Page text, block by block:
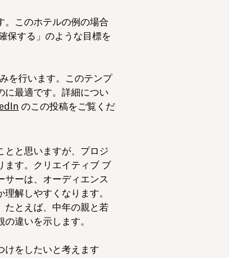
。このホテルの例の場合
保する」のような目標を
を行います。このテンプ
に最適です。詳細につい
のこの投稿をご覧くだ
とと思いますが、プロジ
ます。クリエイティブ ブ
サーは、オーディエンス
解しやすくなります。
たとえば、中年の親と若
違いを示します。
けをしたいと考えます